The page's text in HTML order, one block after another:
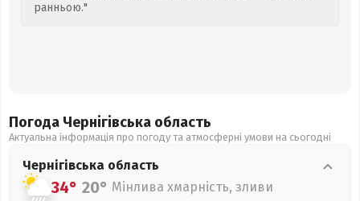
ранньою."
Погода Чернігівська область
Актуальна інформація про погоду та атмосферні умови на сьогодні
Чернігівська область
34° 20° Мінлива хмарність, зливи